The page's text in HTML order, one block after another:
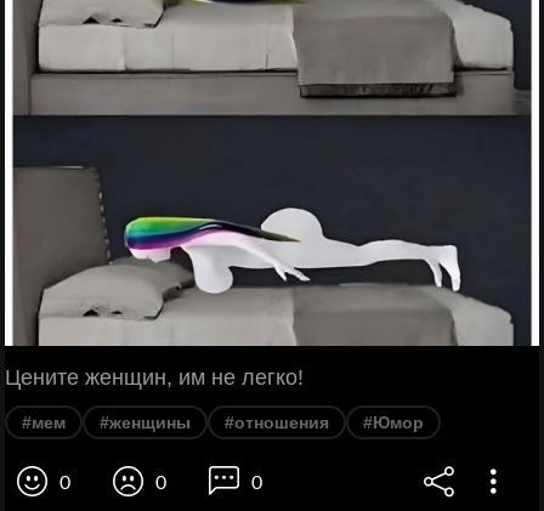
Цените женщин, им не легко!
#мем #женщины #отношения #Юмор
0 0 0